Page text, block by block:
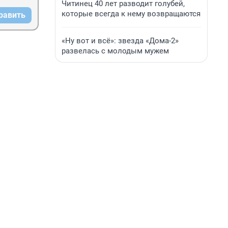
Читинец 40 лет разводит голубей,
которые всегда к нему возвращаются
«Ну вот и всё»: звезда «Дома-2»
развелась с молодым мужем